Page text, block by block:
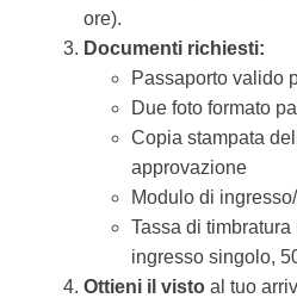
ore).
Documenti richiesti:
Passaporto valido
Due foto formato
Copia stampata
approvazione
Modulo di
Tassa di
ingresso singolo,
Ottieni il visto al tuo